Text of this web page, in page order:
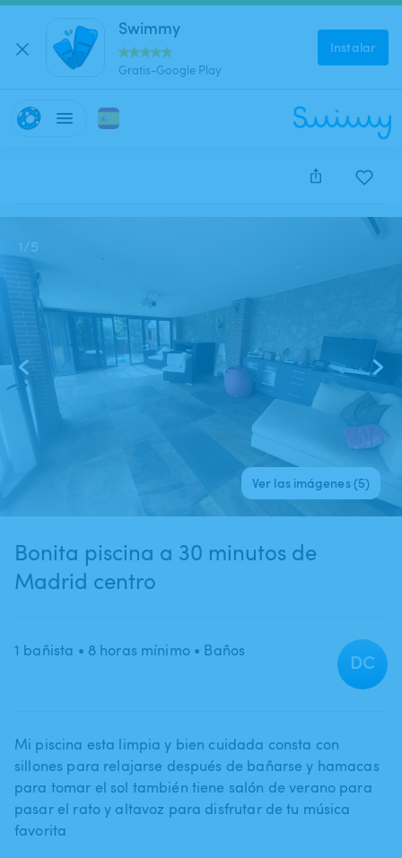
Swimmy
Gratis-Google Play
Instalar
Este anuncio está cerrado y no se puede reservar.
/5
Ver las imágenes (5)
Bonita piscina a 30 minutos de
Madrid centro
1 bañista • 8 horas mínimo• Baños DC
Mi piscina esta limpia y bien cuidada consta con
sillones para relajarse después de bañarse y hamacas
para tomar el sol también tiene salón de verano para
pasar el rato y altavoz para disfrutar de tu música
favorita